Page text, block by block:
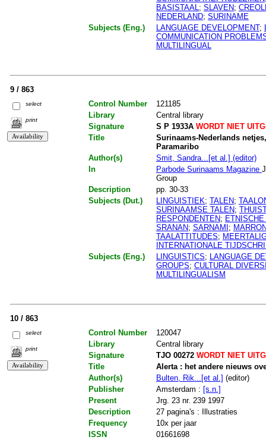
BASISTAAL; SLAVEN;
NEDERLAND; SURINAME
Subjects (Eng.)
LANGUAGE DEVELOPMENT;
COMMUNICATION
MULTILINGUAL
9 / 863
select
print
Control Number
121185
Library
Central library
Signature
S P 1933AWORDT NIET
Title
Surinaams-Nederlands
Paramaribo
Author(s)
Smit, Sandra...[et al.] (editor)
In
Parbode Surinaams Magazine
Group
Description
pp. 30-33
Subjects (Dut.)
LINGUISTIEK; TALEN;
SURINAAMSE TALEN;
RESPONDENTEN;
SRANAN; SARNAMI ;
TAALATTITUDES;
INTERNATIONALE
Subjects (Eng.)
LINGUISTICS;
LANGUAGE
GROUPS; CULTURAL
MULTILINGUALISM
10 / 863
select
print
Control Number
120047
Library
Central library
Signature
TJO 00272WORDT NIET
Title
Alerta : het andere nieuws
Author(s)
Bulten, Rik...[et al.] (editor)
Publisher
Amsterdam : [s.n.]
Present
Jrg. 23 nr. 239 1997
Description
27 pagina's : Illustraties
Frequency
10x per jaar
ISSN
01661698